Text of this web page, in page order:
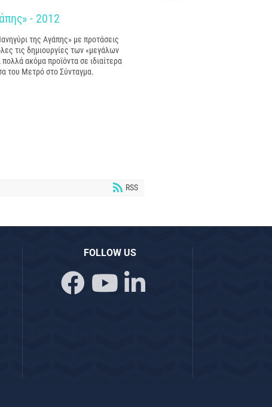
- 2012
της Αγάπης» με προτάσεις
τις δημιουργίες των «μεγάλων
ακόμα προϊόντα σε ιδιαίτερα
του Μετρό στο Σύνταγμα.
RSS
FOLLOW US